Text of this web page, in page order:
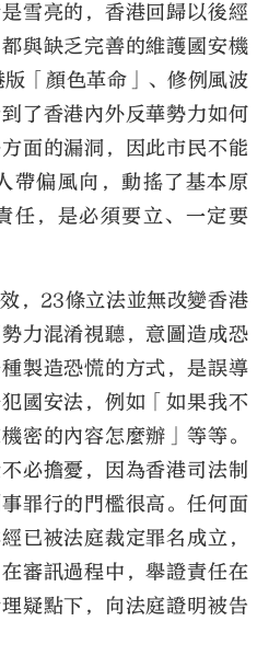
雪亮的，香港回歸以後經
與缺乏完善的維護國安機
「顏色革命」、修例風波
了香港內外反華勢力如何
面的漏洞，因此市民不能
帶偏風向，動搖了基本原
任，是必須要立、一定要
，23條立法並無改變香港
力混淆視聽，意圖造成恐
製造恐慌的方式，是誤導
國安法，例如「如果我不
密的內容怎麼辦」等等。
必擔憂，因為香港司法制
罪行的門檻很高。任何面
已被法庭裁定罪名成立，
審訊過程中，舉證責任在
疑點下，向法庭證明被告